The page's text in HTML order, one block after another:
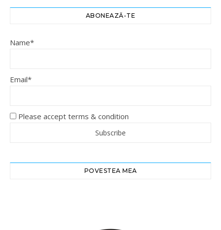
ABONEAZĂ-TE
Name*
Email*
Please accept terms & condition
POVESTEA MEA